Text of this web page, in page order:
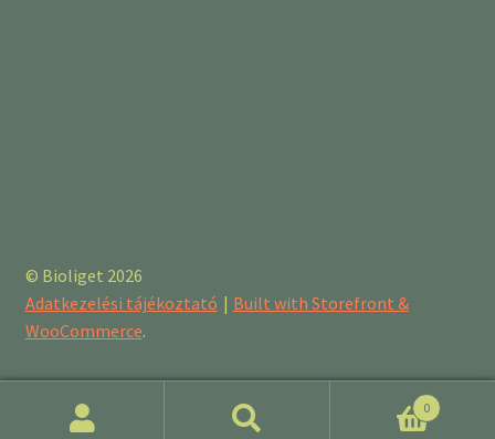
© Bioliget 2026
Adatkezelési tájékoztató
Built with Storefront &
WooCommerce.
Keresés
0